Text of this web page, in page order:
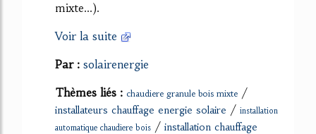
mixte...).
Voir la suite
Par : solairenergie
Thèmes liés : chaudiere granule bois mixte /
installateurs chauffage energie solaire / installation
automatique chaudiere bois / installation chauffage